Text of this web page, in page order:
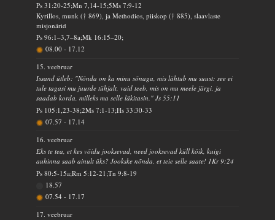
Ps 31:20-25;Mn 7,14-15;5Ms 7:9-12
Kyrillos, munk († 869), ja Methodios, piiskop († 885), slaavlaste
misjonärid
Ps 96:1–3,7–8a;Mk 16:15–20;
08.00 - 17.12
15. veebruar
Issand ütleb: "Nõnda on ka minu sõnaga, mis lähtub mu suust: see ei
tule tagasi mu juurde tühjalt, vaid teeb, mis on mu meele järgi, ja
saadab korda, milleks ma selle läkitasin." Js 55:11
Ps 105:1,23-38;2Ms 7:1-13;Hs 33:30-33
07.57 - 17.14
16. veebruar
Eks te tea, et kes võidu jooksevad, need jooksevad küll kõik, kuigi
auhinna saab ainult üks? Jookske nõnda, et teie selle saate! 1Kr 9:24
Ps 80:5-15a;Rm 5:12-21;Tn 9:8-19
18.57
07.54 - 17.17
17. veebruar